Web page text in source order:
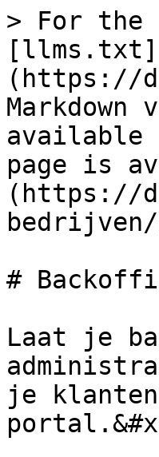
> For the
[llms.txt]
(https://
available
page is
(https://
#
Laat je
je